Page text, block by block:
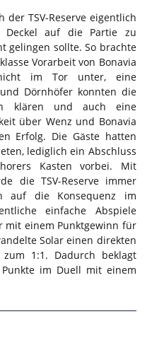
TSV-Reserve eigentlich
Deckel auf die Partie zu
gelingen sollte. So brachte
Vorarbeit von Bonavia
im Tor unter, eine
Dörnhöfer konnten die
klären und auch eine
über Wenz und Bonavia
Erfolg. Die Gäste hatten
lediglich ein Abschluss
Kasten vorbei. Mit
die TSV-Reserve immer
auf die Konsequenz im
einfache Abspiele
mit einem Punktgewinn für
Solar einen direkten
1:1. Dadurch beklagt
im Duell mit einem